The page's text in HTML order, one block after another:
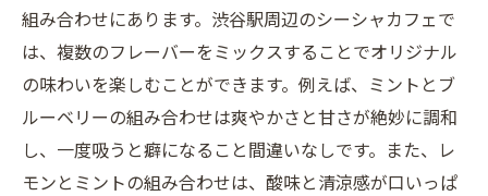
組み合わせにあります。渋谷駅周辺のシーシャカフェで
は、複数のフレーバーをミックスすることでオリジナル
の味わいを楽しむことができます。例えば、ミントとブ
ルーベリーの組み合わせは爽やかさと甘さが絶妙に調和
し、一度吸うと癖になること間違いなしです。また、レ
モンとミントの組み合わせは、酸味と清涼感が口いっぱ